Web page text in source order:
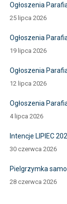
Ogłoszenia
25 lipca 2026
Ogłoszenia
19 lipca 2026
Ogłoszenia
12 lipca 2026
Ogłoszenia
4 lipca 2026
Intencje LIPIEC
30 czerwca 2026
Pielgrzymka
28 czerwca 2026